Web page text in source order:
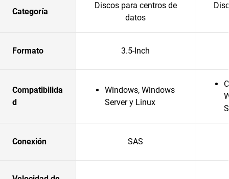
Categoría
Discos para centros de
datos
Formato 3.5-Inch
Compatibilida
d
Windows, Windows
Server y Linux
Conexión SAS